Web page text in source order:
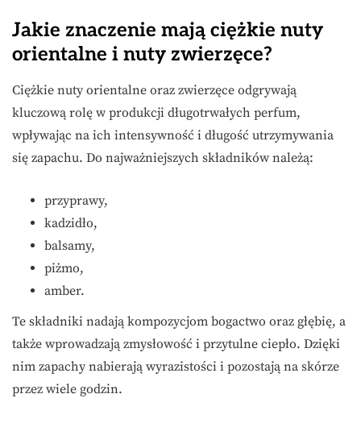
Jakie znaczenie mają ciężkie nuty
orientalne i nuty zwierzęce?
Ciężkie nuty orientalne oraz zwierzęce odgrywają
kluczową rolę w produkcji długotrwałych perfum,
wpływając na ich intensywność i długość utrzymywania
się zapachu. Do najważniejszych składników należą:
przyprawy,
kadzidło,
balsamy,
piżmo,
amber.
Te składniki nadają kompozycjom bogactwo oraz głębię, a
także wprowadzają zmysłowość i przytulne ciepło. Dzięki
nim zapachy nabierają wyrazistości i pozostają na skórze
przez wiele godzin.